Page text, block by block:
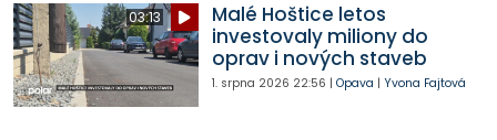
03:13
Malé Hoštice letos
investovaly miliony do
oprav i nových staveb
1. srpna 2026 22:56 | Opava | Yvona Fajtová